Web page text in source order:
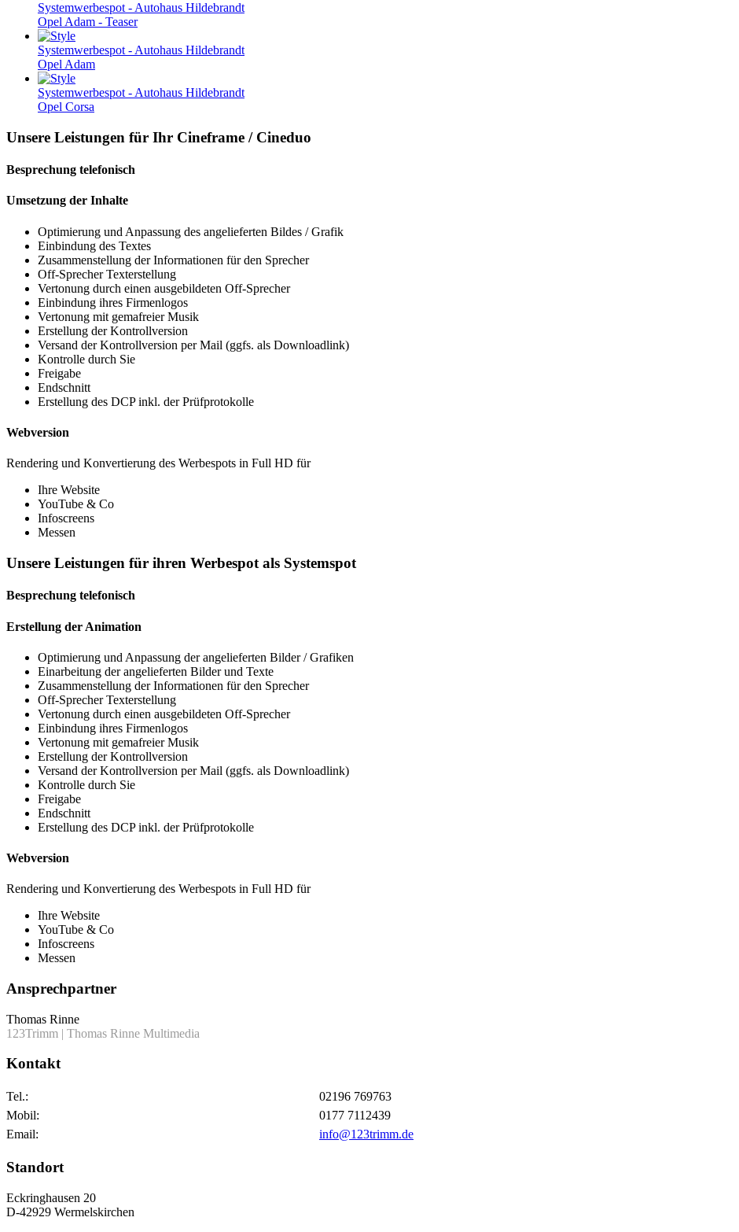
Systemwerbespot - Autohaus Hildebrandt
Opel Adam - Teaser
Systemwerbespot - Autohaus Hildebrandt
Opel Adam
Systemwerbespot - Autohaus Hildebrandt
Opel Corsa
Unsere Leistungen für Ihr Cineframe / Cineduo
Besprechung telefonisch
Umsetzung der Inhalte
Optimierung und Anpassung des angelieferten Bildes / Grafik
Einbindung des Textes
Zusammenstellung der Informationen für den Sprecher
Off-Sprecher Texterstellung
Vertonung durch einen ausgebildeten Off-Sprecher
Einbindung ihres Firmenlogos
Vertonung mit gemafreier Musik
Erstellung der Kontrollversion
Versand der Kontrollversion per Mail (ggfs. als Downloadlink)
Kontrolle durch Sie
Freigabe
Endschnitt
Erstellung des DCP inkl. der Prüfprotokolle
Webversion
Rendering und Konvertierung des Werbespots in Full HD für
Ihre Website
YouTube & Co
Infoscreens
Messen
Unsere Leistungen für ihren Werbespot als Systemspot
Besprechung telefonisch
Erstellung der Animation
Optimierung und Anpassung der angelieferten Bilder / Grafiken
Einarbeitung der angelieferten Bilder und Texte
Zusammenstellung der Informationen für den Sprecher
Off-Sprecher Texterstellung
Vertonung durch einen ausgebildeten Off-Sprecher
Einbindung ihres Firmenlogos
Vertonung mit gemafreier Musik
Erstellung der Kontrollversion
Versand der Kontrollversion per Mail (ggfs. als Downloadlink)
Kontrolle durch Sie
Freigabe
Endschnitt
Erstellung des DCP inkl. der Prüfprotokolle
Webversion
Rendering und Konvertierung des Werbespots in Full HD für
Ihre Website
YouTube & Co
Infoscreens
Messen
Ansprechpartner
Thomas Rinne
123Trimm | Thomas Rinne Multimedia
Kontakt
Tel.:
02196 769763
Mobil:
0177 7112439
Email:
info@123trimm.de
Standort
Eckringhausen 20
D-42929 Wermelskirchen